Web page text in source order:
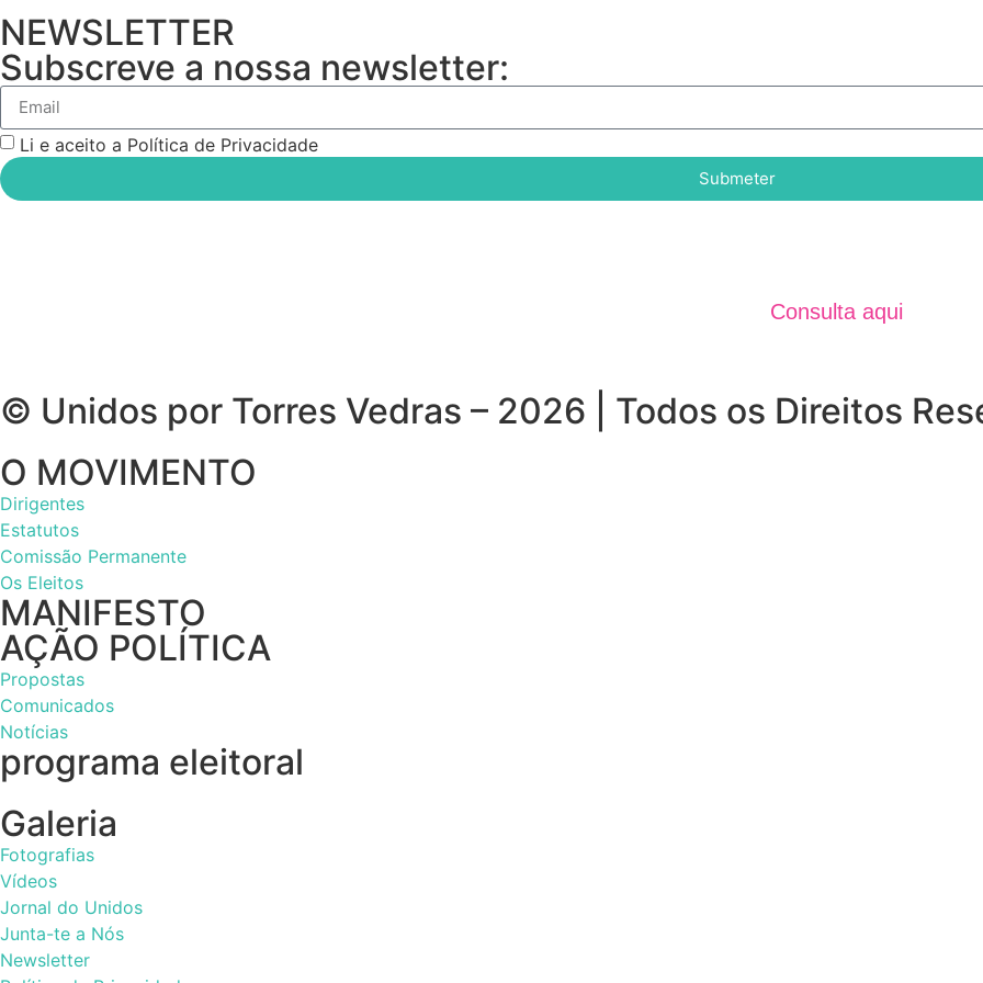
NEWSLETTER
Subscreve a nossa newsletter:
Li e aceito a Política de Privacidade
Submeter
Consulta aqui
© Unidos por Torres Vedras – 2026 | Todos os Direitos
O MOVIMENTO
Dirigentes
Estatutos
Comissão Permanente
Os Eleitos
MANIFESTO
AÇÃO POLÍTICA
Propostas
Comunicados
Notícias
programa eleitoral
Galeria
Fotografias
Vídeos
Jornal do Unidos
Junta-te a Nós
Newsletter